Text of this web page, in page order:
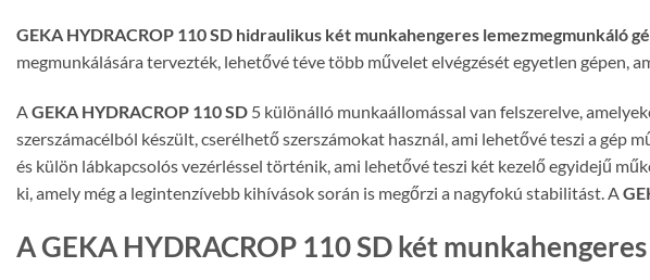
GEKA HYDRACROP 110 SD hidraulikus két munkahengeres lemezmegmunkáló
megmunkálására tervezték, lehetővé téve több művelet elvégzését egyetlen gépen,
AGEKA HYDRACROP 110 SD 5 különálló munkaállomással van felszerelve,
szerszámacélból készült, cserélhető szerszámokat használ, ami lehetővé teszi a gép
és külön lábkapcsolós vezérléssel történik, ami lehetővé teszi két kezelő egyidejű
ki, amely még a legintenzívebb kihívások során is megőrzi a nagyfokú stabilitást. A
A GEKA HYDRACROP 110 SD két